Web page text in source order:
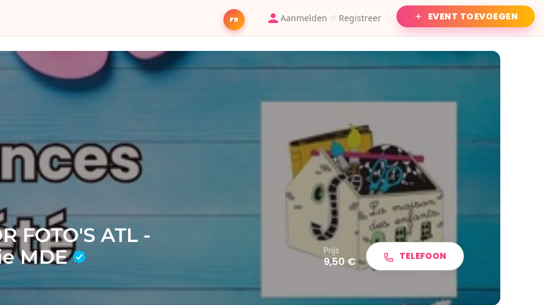
FR Aanmelden of Registreer EVENT TOEVOEGEN
FOTO'S ATL -
MDE
Prijs
9,50 € TELEFOON